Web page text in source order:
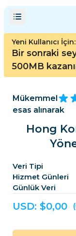
Yeni Kullanıcı
Bir sonraki
500MB
Mükemmel
esas alınarak
Hong
Veri Tipi
Hizmet Günleri
Günlük Veri
USD: $0,00